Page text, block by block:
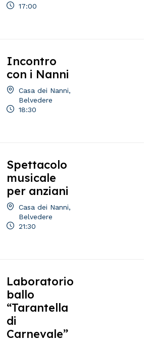
17:00
Incontro
con i Nanni
Casa dei Nanni,
Belvedere
18:30
Spettacolo
musicale
per anziani
Casa dei Nanni,
Belvedere
21:30
Laboratorio
ballo
“Tarantella
di
Carnevale”